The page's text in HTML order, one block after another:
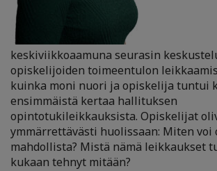
keskiviikkoaamuna seurasin
opiskelijoiden toimeentulon
kuinka moni nuori ja opiskelija tuntui
ensimmäistä kertaa hallituksen
opintotukileikkauksista. Opiskelijat
ymmärrettävästi huolissaan: Miten voi
mahdollista? Mistä nämä leikkaukset
kukaan tehnyt mitään?